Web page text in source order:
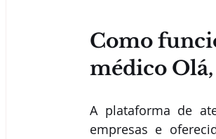
Como
médico
A plataforma de
empresas e